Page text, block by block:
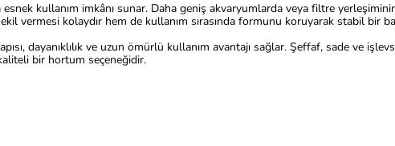
kullanım imkânı sunar. Daha geniş akvaryumlarda veya filtre
vermesi kolaydır hem de kullanım sırasında formunu koruyarak stabil bir
dayanıklılık ve uzun ömürlü kullanım avantajı sağlar. Şeffaf, sade ve
bir hortum seçeneğidir.